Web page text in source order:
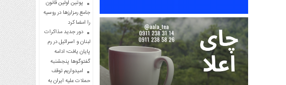
پوتین اولین قانون
جامع رمزارزها در روسیه
را امضا کرد
دور جدید مذاکرات
لبنان و اسرائیل در رم
پایان یافت؛ ادامه
گفتوگوها پنجشنبه
امیدواریم توقف
حملات علیه ایران به